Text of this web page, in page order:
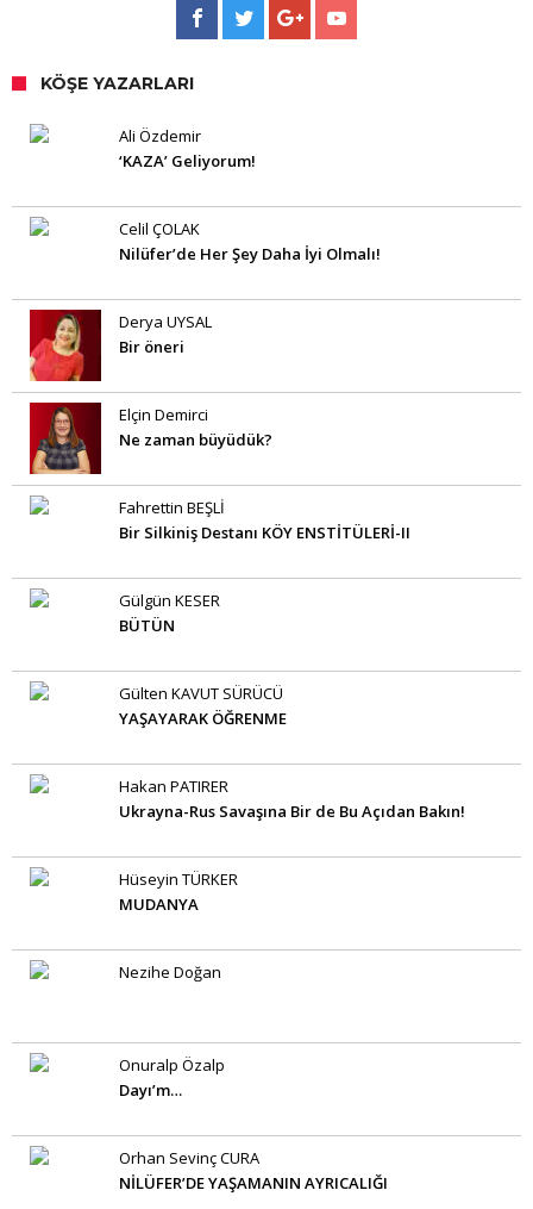
KÖŞE YAZARLARI
Ali Özdemir
‘KAZA’ Geliyorum!
Celil ÇOLAK
Nilüfer’de Her Şey Daha İyi Olmalı!
Derya UYSAL
Bir öneri
Elçin Demirci
Ne zaman büyüdük?
Fahrettin BEŞLİ
Bir Silkiniş Destanı KÖY ENSTİTÜLERİ-II
Gülgün KESER
BÜTÜN
Gülten KAVUT SÜRÜCÜ
YAŞAYARAK ÖĞRENME
Hakan PATIRER
Ukrayna-Rus Savaşına Bir de Bu Açıdan Bakın!
Hüseyin TÜRKER
MUDANYA
Nezihe Doğan
Onuralp Özalp
Dayı’m…
Orhan Sevinç CURA
NİLÜFER’DE YAŞAMANIN AYRICALIĞI